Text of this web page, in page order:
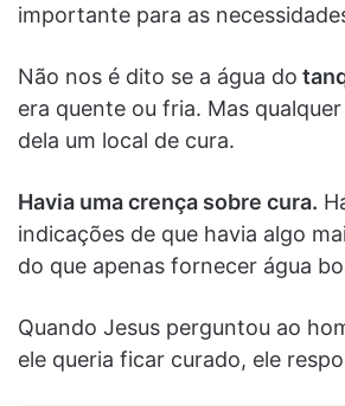
importante para as
Não nos é dito se a água do
era quente ou fria. Mas
dela um local de cura.
Havia uma crença sobre cura.
indicações de que havia algo
do que apenas fornecer água
Quando Jesus perguntou ao
ele queria ficar curado, ele